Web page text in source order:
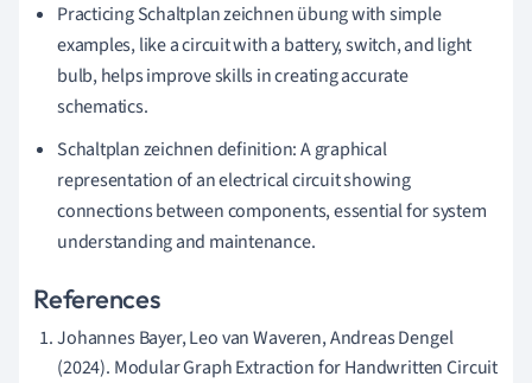
Practicing Schaltplan zeichnen übung with simple
examples, like a circuit with a battery, switch, and light
bulb, helps improve skills in creating accurate
schematics.
Schaltplan zeichnen definition: A graphical
representation of an electrical circuit showing
connections between components, essential for system
understanding and maintenance.
References
Johannes Bayer, Leo van Waveren, Andreas Dengel
(2024). Modular Graph Extraction for Handwritten Circuit